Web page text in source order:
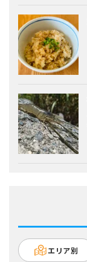
エリア別